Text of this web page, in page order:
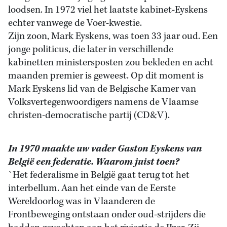
loodsen. In 1972 viel het laatste kabinet-Eyskens
echter vanwege de Voer-kwestie.
Zijn zoon, Mark Eyskens, was toen 33 jaar oud. Een
jonge politicus, die later in verschillende
kabinetten ministersposten zou bekleden en acht
maanden premier is geweest. Op dit moment is
Mark Eyskens lid van de Belgische Kamer van
Volksvertegenwoordigers namens de Vlaamse
christen-democratische partij (CD&V).
In 1970 maakte uw vader Gaston Eyskens van
België een federatie. Waarom juist toen?
`Het federalisme in België gaat terug tot het
interbellum. Aan het einde van de Eerste
Wereldoorlog was in Vlaanderen de
Frontbeweging ontstaan onder oud-strijders die